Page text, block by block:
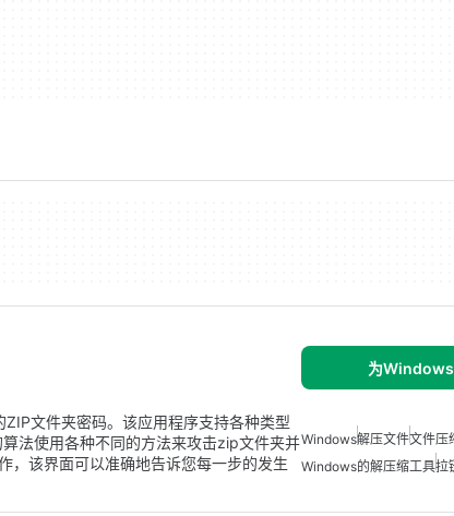
为
文件夹密码。该应用程序支持各种类型
法使用各种不同的方法来攻击zip文件夹并
，该界面可以准确地告诉您每一步的发生
Windows解压文件文件压
Windows的解压缩工具拉